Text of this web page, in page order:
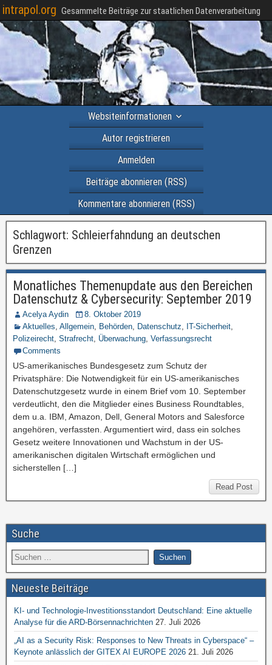
intrapol.org Gesammelte Beiträge zur staatlichen Datenverarbeitung
Websiteinformationen
Autor registrieren
Anmelden
Beiträge abonnieren (RSS)
Kommentare abonnieren (RSS)
Schlagwort: Schleierfahndung an deutschen
Grenzen
Monatliches Themenupdate aus den Bereichen
Datenschutz & Cybersecurity: September 2019
Acelya Aydin
8. Oktober 2019
Aktuelles, Allgemein, Behörden, Datenschutz, IT-Sicherheit,
Polizeirecht, Strafrecht, Überwachung, Verfassungsrecht
Comments
US-amerikanisches Bundesgesetz zum Schutz der
Privatsphäre: Die Notwendigkeit für ein US-amerikanisches
Datenschutzgesetz wurde in einem Brief vom 10. September
verdeutlicht, den die Mitglieder eines Business Roundtables,
dem u.a. IBM, Amazon, Dell, General Motors and Salesforce
angehören, verfassten. Argumentiert wird, dass ein solches
Gesetz weitere Innovationen und Wachstum in der US-
amerikanischen digitalen Wirtschaft ermöglichen und
sicherstellen […]
Read Post
Suche
Neueste Beiträge
KI- und Technologie-Investitionsstandort Deutschland: Eine aktuelle
Analyse für die ARD-Börsennachrichten 27. Juli 2026
„AI as a Security Risk: Responses to New Threats in Cyberspace“ –
Keynote anlässlich der GITEX AI EUROPE 2026 21. Juli 2026